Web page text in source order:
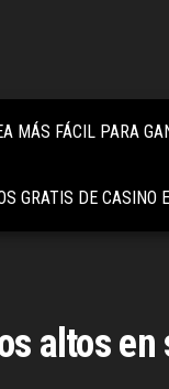
MÁS FÁCIL PARA
GRATIS DE CASINO
altos en